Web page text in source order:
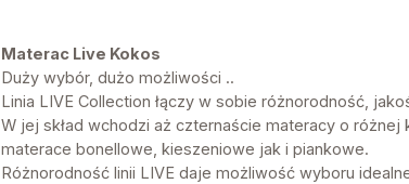
Materac Live Kokos
Duży wybór, dużo możliwości ..
Linia LIVE Collection łączy w sobie różnorodność,
W jej skład wchodzi aż czternaście materacy o
materace bonellowe, kieszeniowe jak i piankowe.
Różnorodność linii LIVE daje możliwość wyboru